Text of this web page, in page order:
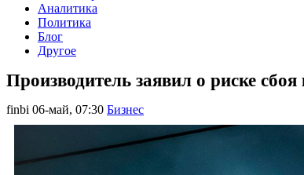
Аналитика
Политика
Блог
Другое
Производитель заявил о риске
finbi 06-май, 07:30 Бизнес